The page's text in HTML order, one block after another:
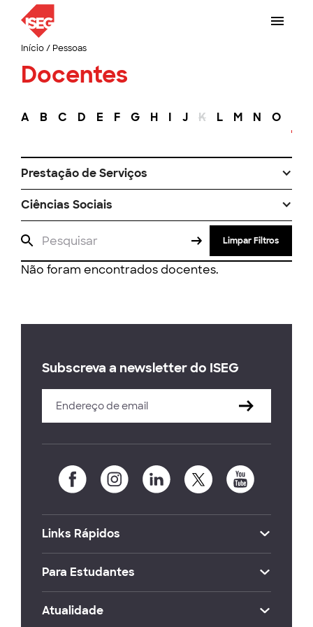
Início/ Pessoas
Docentes
A B C D E F G H I J K L M N O
Prestação de Serviços
Ciências Sociais
Limpar Filtros
Não foram encontrados docentes.
Subscreva a newsletter do ISEG
Links Rápidos
Para Estudantes
Atualidade